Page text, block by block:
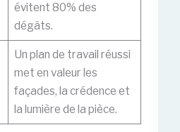
évitent 80% des
dégâts.
Un plan de travail réussi
met en valeur les
façades, la crédence et
la lumière de la pièce.